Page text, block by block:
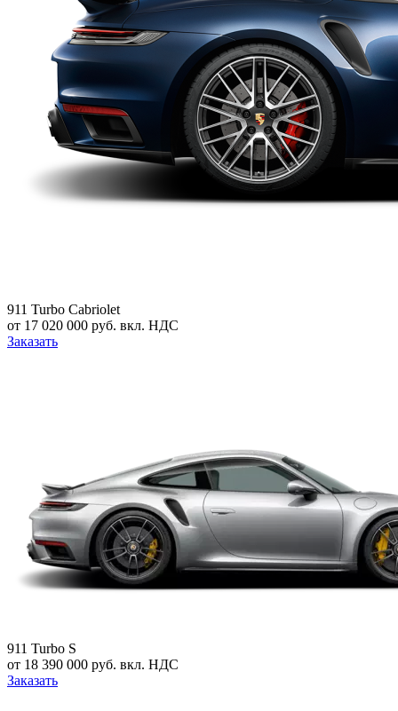
911 Turbo Cabriolet
от 17 020 000 руб. вкл. НДС
Заказать
911 Turbo S
от 18 390 000 руб. вкл. НДС
Заказать